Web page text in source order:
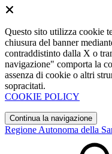
Questo sito utilizza cookie
chiusura del banner
contraddistinto dalla X o
navigazione" comporta la
assenza di cookie o altri
sopracitati.
COOKIE POLICY
Continua la navigazione
Regione Autonoma della